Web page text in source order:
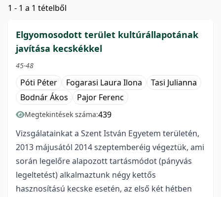
1 - 1 a 1 tételből
Elgyomosodott terület kultúrállapotának
javítása kecskékkel
45-48
Póti Péter Fogarasi Laura Ilona
Tasi Julianna
Bodnár Ákos
Pajor Ferenc
Megtekintések száma:439
Vizsgálatainkat a Szent István Egyetem területén,
2013 májusától 2014 szeptemberéig végeztük, ami
során legelőre alapozott tartásmódot (pányvás
legeltetést) alkalmaztunk négy kettős
hasznosítású kecske esetén, az első két hétben